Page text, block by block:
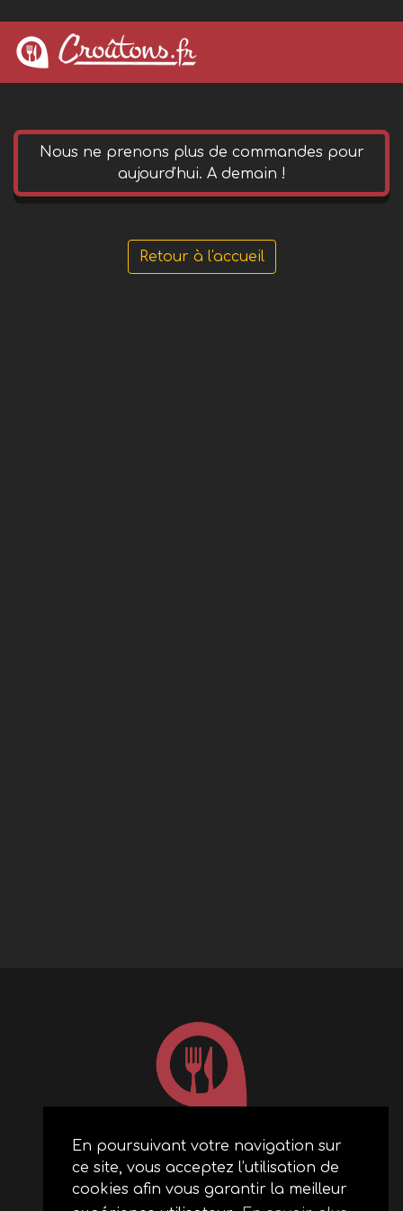
En poursuivant votre navigation sur
ce site, vous acceptez l’utilisation de
cookies afin vous garantir la meilleur
Nous ne prenons plus de commandes pour
aujourd'hui. A demain !
Retour à l'accueil
ACCUEIL